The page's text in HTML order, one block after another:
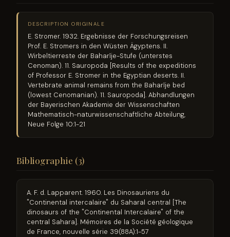
DESCRIPTION ORIGINALE
E. Stromer. 1932. Ergebnisse der Forschungsreisen
Prof. E. Stromers in den Wüsten Ägyptens. II.
Wirbeltierreste der Baharîje-Stufe (unterstes
Cenoman). 11. Sauropoda [Results of the expeditions
of Professor E. Stromer in the Egyptian deserts. II.
Vertebrate animal remains from the Baharîje bed
(lowest Cenomanian). 11. Sauropoda]. Abhandlungen
der Bayerischen Akademie der Wissenschaften
Mathematisch-naturwissenschaftliche Abteilung,
Neue Folge 10:1-21
Bibliographie (3)
A. F. d. Lapparent. 1960. Les Dinosauriens du
"Continental intercalaire" du Saharal central [The
dinosaurs of the "Continental Intercalaire" of the
central Sahara]. Mémoires de la Société géologique
de France, nouvelle série 39(88A):1-57